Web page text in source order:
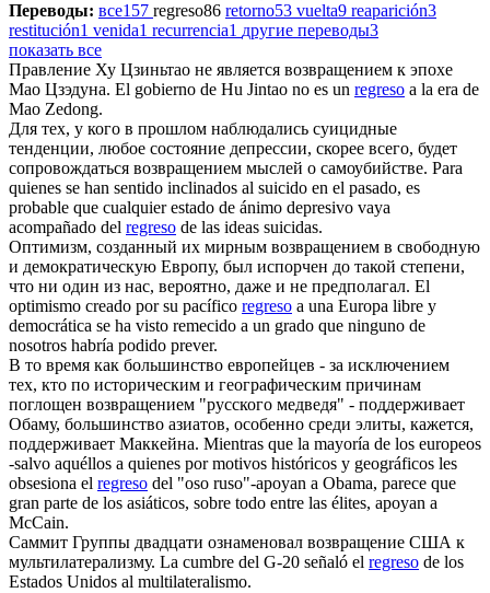
Переводы: все157 regreso86 retorno53 vuelta9 reaparición3
restitución1 venida1 recurrencia1 другие переводы3
показать все
Правление Ху Цзиньтао не является возвращением к эпохе
Мао Цзэдуна. El gobierno de Hu Jintao no es un regreso a la era de
Mao Zedong.
Для тех, у кого в прошлом наблюдались суицидные
тенденции, любое состояние депрессии, скорее всего, будет
сопровождаться возвращением мыслей о самоубийстве. Para
quienes se han sentido inclinados al suicido en el pasado, es
probable que cualquier estado de ánimo depresivo vaya
acompañado del regreso de las ideas suicidas.
Оптимизм, созданный их мирным возвращением в свободную
и демократическую Европу, был испорчен до такой степени,
что ни один из нас, вероятно, даже и не предполагал. El
optimismo creado por su pacífico regreso a una Europa libre y
democrática se ha visto remecido a un grado que ninguno de
nosotros habría podido prever.
В то время как большинство европейцев - за исключением
тех, кто по историческим и географическим причинам
поглощен возвращением "русского медведя" - поддерживает
Обаму, большинство азиатов, особенно среди элиты, кажется,
поддерживает Маккейна. Mientras que la mayoría de los europeos
-salvo aquéllos a quienes por motivos históricos y geográficos les
obsesiona el regreso del "oso ruso"-apoyan a Obama, parece que
gran parte de los asiáticos, sobre todo entre las élites, apoyan a
McCain.
Саммит Группы двадцати ознаменовал возвращение США к
мультилатерализму. La cumbre del G-20 señaló el regreso de los
Estados Unidos al multilateralismo.